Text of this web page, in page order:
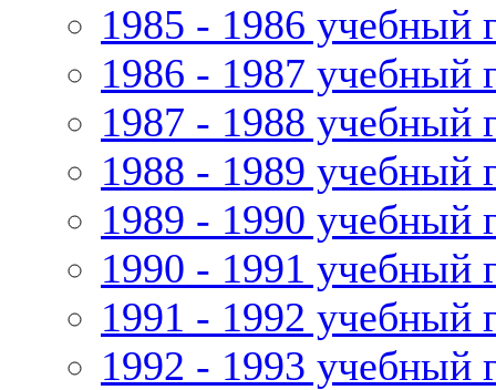
1985 - 1986 учебный
1986 - 1987 учебный
1987 - 1988 учебный
1988 - 1989 учебный
1989 - 1990 учебный
1990 - 1991 учебный
1991 - 1992 учебный
1992 - 1993 учебный